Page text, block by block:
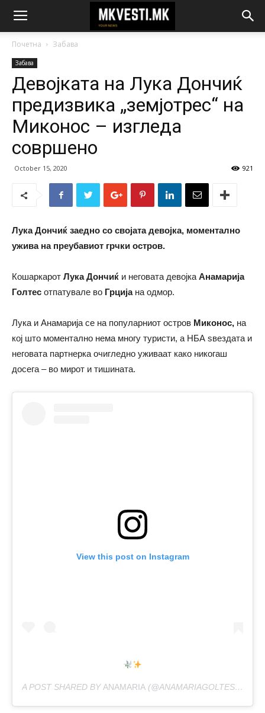
Почетна Забава
Забава
Девојката на Лука Дончиќ
предизвика „земјотрес“ на
Миконос – изгледа
совршено
October 15, 2020 921
Лука Дончиќ заедно со својата девојка, моментално
ужива на преубавиот грчки остров.
Кошаркарот Лука Дончиќ и неговата девојка Анамарија
Голтес отпатувале во Грцијана одмор.
Лука и Анамарија се на популарниот остров Миконос, на
кој што моментално нема многу туристи, а НБА ѕвездата и
неговата партнерка очигледно уживаат како никогаш
досега – во мирот и тишината.
View this post on Instagram
A POST SHARED BY ANAMARIA (@ANAMARIAGOLTES) ON